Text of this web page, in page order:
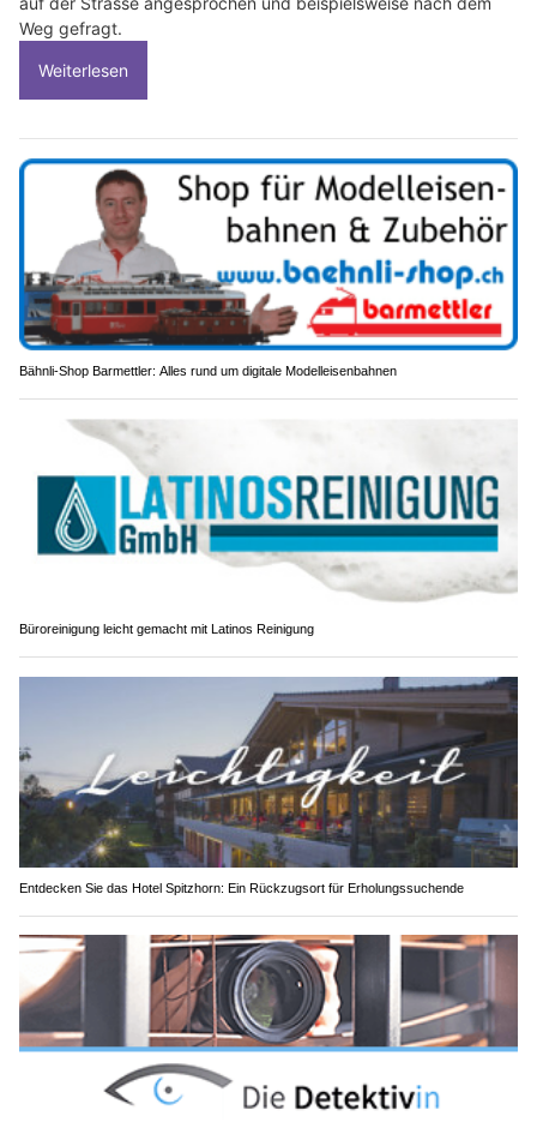
Weg gefragt.
Weiterlesen
Bähnli-Shop Barmettler: Alles rund um digitale Modelleisenbahnen
Büroreinigung leicht gemacht mit Latinos Reinigung
Entdecken Sie das Hotel Spitzhorn: Ein Rückzugsort für Erholungssuchende